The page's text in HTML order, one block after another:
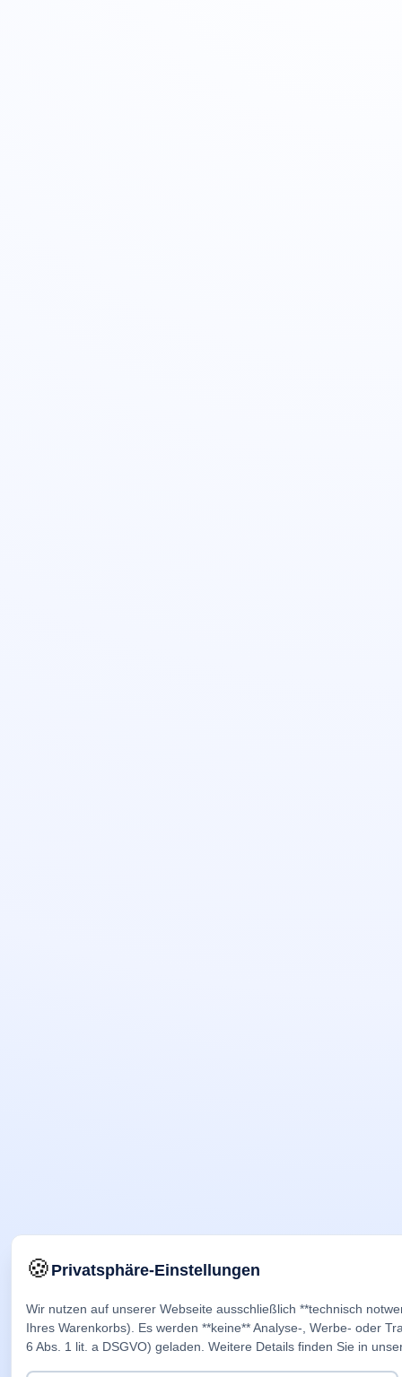
🍪Privatsphäre-Einstellungen
Wir nutzen auf unserer Webseite ausschließlich **technisch
Ihres Warenkorbs). Es werden **keine** Analyse-, Werbe- oder
6 Abs. 1 lit. a DSGVO) geladen. Weitere Details finden Sie in